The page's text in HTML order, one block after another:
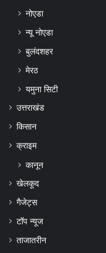
नोएडा
न्यू नोएडा
बुलंदशहर
मेरठ
यमुना सिटी
उत्तराखंड
किसान
क्राइम
कानून
खेलकूद
गैजेट्स
टॉप न्यूज
ताजातरीन